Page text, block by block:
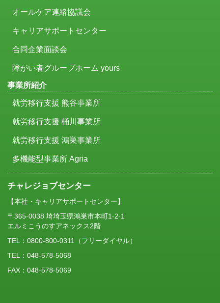
オールケア連絡協議会
キャリアサポートセンター
合同企業面談会
障がい者グループホーム yours
事業所紹介
就労移行支援 熊谷事業所
就労移行支援 桶川事業所
就労移行支援 鴻巣事業所
多機能型事業所 Agria
チャレジョブセンター
【本社・キャリアサポートセンター】
〒365-0038 埼埼玉県鴻巣市本町1-2-1
エルミこうのすアネックス2階
TEL： 0800-800-0311
（フリーダイヤル）
TEL：048-578-5068
FAX：048-578-5069